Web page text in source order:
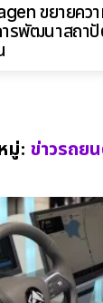
ขยายคว
รพัฒนาสถา
มู่: ข่าวรถย